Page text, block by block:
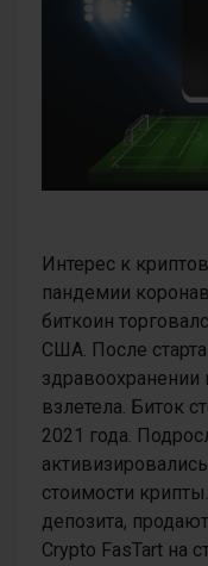
Интерес к
пандемии
биткоин
США. После
здравоохранении
взлетела. Биток
2021 года.
стоимости
депозита,
Crypto FasTart на